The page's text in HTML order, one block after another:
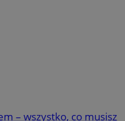
– wszystko, co musisz